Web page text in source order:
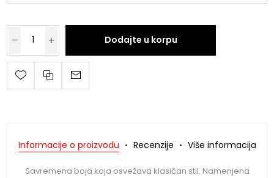
Dodajte u korpu
Informacije o proizvodu Recenzije Više informacija
Savremena boja koja osvežava klasičan stil. Namenjena